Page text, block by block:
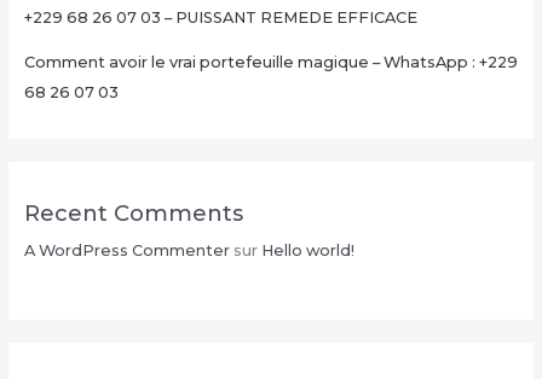
+229 68 26 07 03 – PUISSANT REMEDE EFFICACE
Comment avoir le vrai portefeuille magique – WhatsApp : +229
68 26 07 03
Recent Comments
A WordPress Commentersur Hello world!